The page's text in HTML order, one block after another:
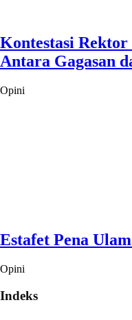
Kontestasi
Antara Gagasan
Opini
Estafet Pena
Opini
Indeks